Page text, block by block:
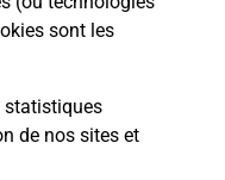
sont les
statistiques
de nos sites et